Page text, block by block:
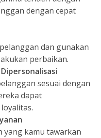
dengan cepat
dan gunakan
perbaikan.
sesuai dengan
dapat
yang kamu tawarkan